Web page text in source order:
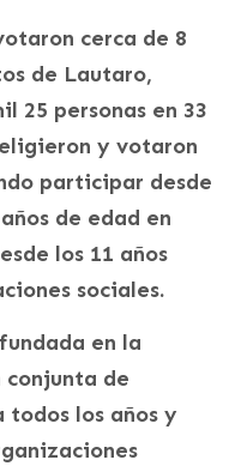
cerca de 8
de Lautaro,
25 personas en 33
y votaron
participar desde
de edad en
los 11 años
sociales.
en la
de
los años y